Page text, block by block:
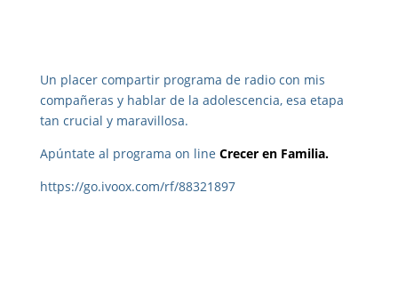
Un placer compartir programa de radio con mis
compañeras y hablar de la adolescencia, esa etapa
tan crucial y maravillosa.
Apúntate al programa on line Crecer en Familia.
https://go.ivoox.com/rf/88321897